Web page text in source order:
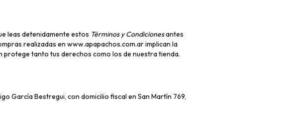
leas detenidamente estos Términos y Condicionesantes
realizadas en www.apapachos.com.ar implican la
tanto tus derechos como los de nuestra tienda.
García Bestregui, con domicilio fiscal en San Martín 769,